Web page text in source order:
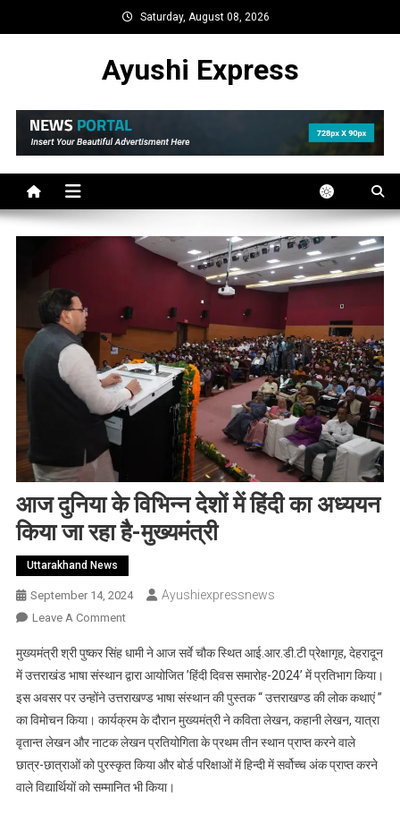
to
Saturday, August 08, 2026
Ayushi Express
आज दुनिया के विभिन्न देशों में हिंदी का अध्ययन
किया जा रहा है-मुख्यमंत्री
Uttarakhand News
September 14, 2024 Ayushiexpressnews
Leave A CommentOn
दुनिया
के
विभिन्न
देशों
में
हिंदी
का
मुख्यमंत्री श्री पुष्कर सिंह धामी ने आज सर्वे चौक स्थित आई.आर.डी.टी प्रेक्षागृह, देहरादून
में उत्तराखंड भाषा संस्थान द्वारा आयोजित ’हिंदी दिवस समारोह-2024’ में प्रतिभाग किया।
इस अवसर पर उन्होंने उत्तराखण्ड भाषा संस्थान की पुस्तक ‘‘ उत्तराखण्ड की लोक कथाएं ’’
का विमोचन किया। कार्यक्रम के दौरान मुख्यमंत्री ने कविता लेखन, कहानी लेखन, यात्रा
वृतान्त लेखन और नाटक लेखन प्रतियोगिता के प्रथम तीन स्थान प्राप्त करने वाले
छात्र-छात्राओं को पुरस्कृत किया और बोर्ड परिक्षाओं में हिन्दी में सर्वोच्च अंक प्राप्त करने
वाले विद्यार्थियों को सम्मानित भी किया।